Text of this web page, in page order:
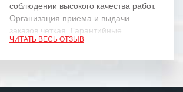
соблюдении высокого качества работ.
Организация приема и выдачи
заказов четкая. Гарантийные
обязательства выполняются в
ЧИТАТЬ ВЕСЬ ОТЗЫВ